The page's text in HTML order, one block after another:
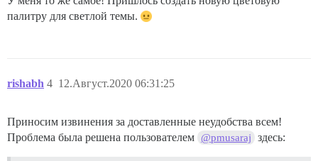
палитру для светлой темы.
rishabh 12.Август.2020 06:31:25
4
Приносим извинения за доставленные неудобства всем!
Проблема была решена пользователем @pmusaraj здесь: